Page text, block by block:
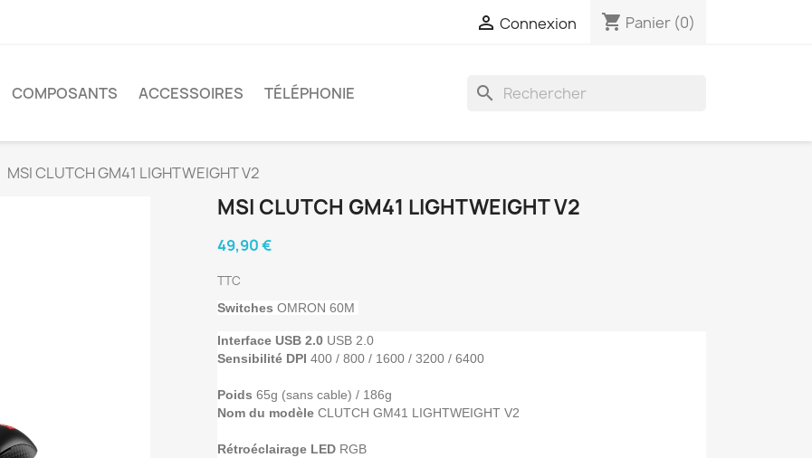
 Connexion shopping_cart Panier (0)
COMPOSANTS ACCESSOIRES TÉLÉPHONIE search
MSI CLUTCH GM41 LIGHTWEIGHT V2
MSI CLUTCH GM41 LIGHTWEIGHT V2
49,90 €
TTC
Switches OMRON 60M
Interface USB 2.0 USB 2.0
Sensibilité DPI 400 / 800 / 1600 / 3200 / 6400
Poids 65g (sans cable) / 186g
Nom du modèle CLUTCH GM41 LIGHTWEIGHT V2
Rétroéclairage LED RGB